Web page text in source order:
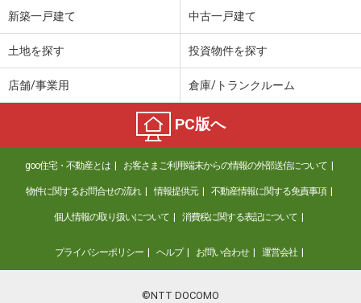
新築一戸建て 中古一戸建て
土地を探す 投資物件を探す
店舗/事業用 倉庫/トランクルーム
PC版へ
goo住宅・不動産とは お客さまご利用端末からの情報の外部送信について
物件に関するお問合せの流れ 情報提供元 不動産情報に関する免責事項
個人情報の取り扱いについて 消費税に関する表記について
プライバシーポリシー ヘルプ お問い合わせ 運営会社
©NTT DOCOMO